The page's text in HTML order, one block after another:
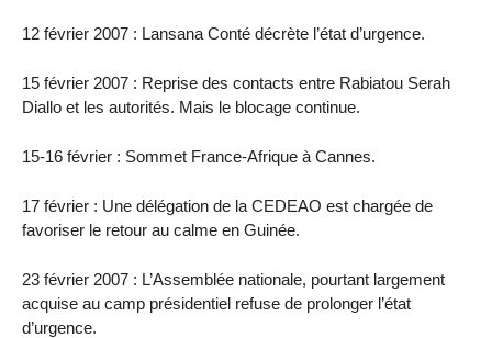
12 février 2007 : Lansana Conté décrète l’état d’urgence.
15 février 2007 : Reprise des contacts entre Rabiatou Serah
Diallo et les autorités. Mais le blocage continue.
15-16 février : Sommet France-Afrique à Cannes.
17 février : Une délégation de la CEDEAO est chargée de
favoriser le retour au calme en Guinée.
23 février 2007 : L’Assemblée nationale, pourtant largement
acquise au camp présidentiel refuse de prolonger l’état
d’urgence.